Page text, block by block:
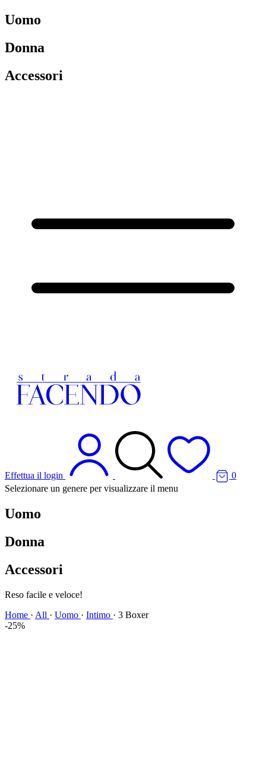
Uomo
Donna
Accessori
Effettua il login
0
Selezionare un genere per visualizzare il menu
Uomo
Donna
Accessori
Spedizione veloce!
Home · All · Uomo · Intimo · 3 Boxer
-25%